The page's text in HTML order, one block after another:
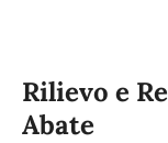
Rilievo e
Abate